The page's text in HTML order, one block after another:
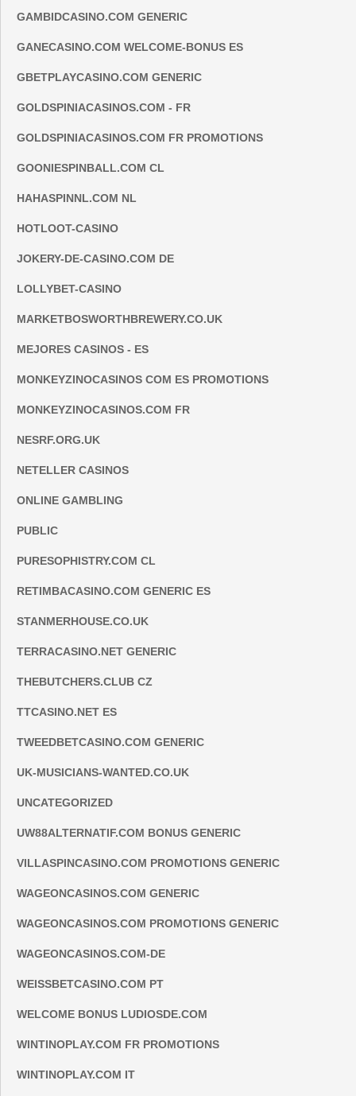
GAMBIDCASINO.COM GENERIC
GANECASINO.COM WELCOME-BONUS ES
GBETPLAYCASINO.COM GENERIC
GOLDSPINIACASINOS.COM - FR
GOLDSPINIACASINOS.COM FR PROMOTIONS
GOONIESPINBALL.COM CL
HAHASPINNL.COM NL
HOTLOOT-CASINO
JOKERY-DE-CASINO.COM DE
LOLLYBET-CASINO
MARKETBOSWORTHBREWERY.CO.UK
MEJORES CASINOS - ES
MONKEYZINOCASINOS COM ES PROMOTIONS
MONKEYZINOCASINOS.COM FR
NESRF.ORG.UK
NETELLER CASINOS
ONLINE GAMBLING
PUBLIC
PURESOPHISTRY.COM CL
RETIMBACASINO.COM GENERIC ES
STANMERHOUSE.CO.UK
TERRACASINO.NET GENERIC
THEBUTCHERS.CLUB CZ
TTCASINO.NET ES
TWEEDBETCASINO.COM GENERIC
UK-MUSICIANS-WANTED.CO.UK
UNCATEGORIZED
UW88ALTERNATIF.COM BONUS GENERIC
VILLASPINCASINO.COM PROMOTIONS GENERIC
WAGEONCASINOS.COM GENERIC
WAGEONCASINOS.COM PROMOTIONS GENERIC
WAGEONCASINOS.COM-DE
WEISSBETCASINO.COM PT
WELCOME BONUS LUDIOSDE.COM
WINTINOPLAY.COM FR PROMOTIONS
WINTINOPLAY.COM IT